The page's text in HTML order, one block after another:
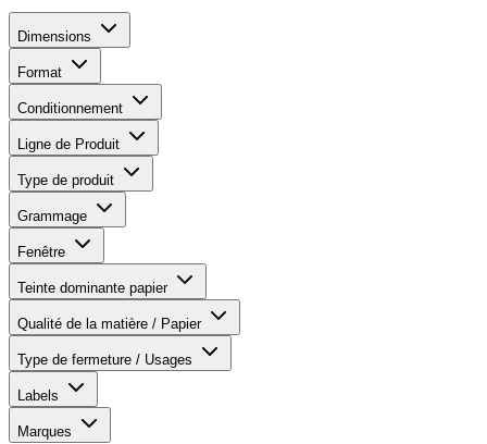
Dimensions
Format
Conditionnement
Ligne de Produit
Type de produit
Grammage
Fenêtre
Teinte dominante papier
Qualité de la matière / Papier
Type de fermeture / Usages
Labels
Marques